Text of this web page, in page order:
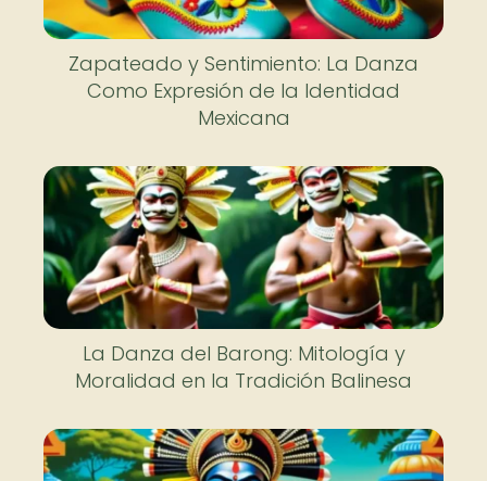
Zapateado y Sentimiento: La Danza
Como Expresión de la Identidad
Mexicana
La Danza del Barong: Mitología y
Moralidad en la Tradición Balinesa